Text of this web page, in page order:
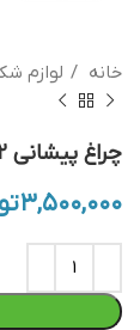
خانه لوازم
چراغ پیشانی 2 لامپه اسمال سان 300 وات
۳,۵۰۰,۰۰۰